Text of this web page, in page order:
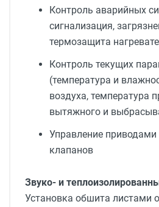
Контроль аварийных
сигнализация,
термозащита
Контроль текущих
(температура и
воздуха, температура
вытяжного и
Управление
клапанов
Звуко- и
Установка обшита листами